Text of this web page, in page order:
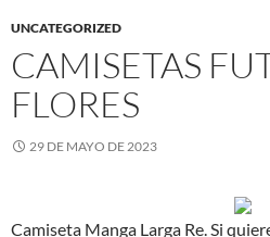
UNCATEGORIZED
CAMISETAS
FLORES
29 DE MAYO DE 2023
Camiseta Manga Larga Re. Si